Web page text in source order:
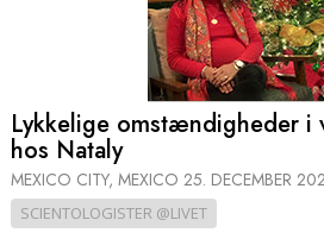
Lykkelige omstændigheder i
hos Nataly
MEXICO CITY, MEXICO 25. DECEMBER
SCIENTOLOGISTER @LIVET